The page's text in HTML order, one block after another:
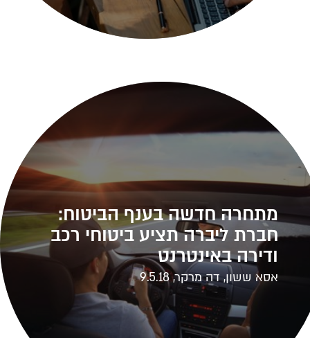
מתחרה חדשה בענף הביטוח:
חברת ליברה תציע ביטוחי רכב
ודירה באינטרנט
אסא ששון, דה מרקר, 9.5.18